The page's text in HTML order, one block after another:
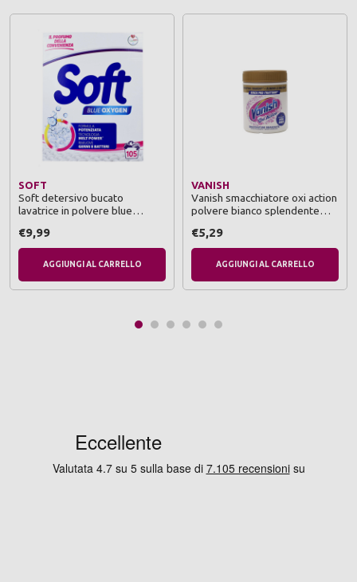
SOFT
Soft detersivo bucato
lavatrice in polvere blue
concorso
€9,99
AGGIUNGI AL CARRELLO
VANISH
Vanish smacchiatore oxi action
polvere bianco splendente
€5,29
AGGIUNGI AL CARRELLO